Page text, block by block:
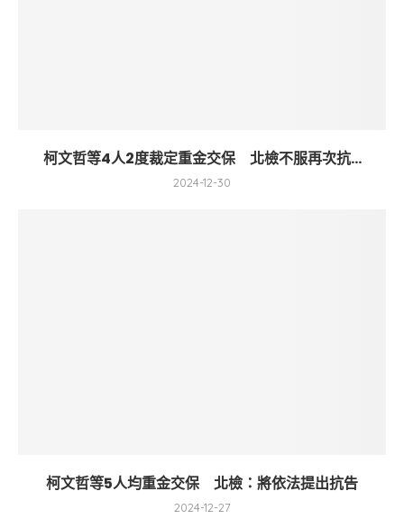
柯文哲等4人2度裁定重金交保 北檢不服再次抗...
2024-12-30
柯文哲等5人均重金交保 北檢：將依法提出抗告
2024-12-27